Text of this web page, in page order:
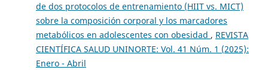
de dos protocolos de entrenamiento (HIIT vs. MICT)
sobre la composición corporal y los marcadores
metabólicos en adolescentes con obesidad , REVISTA
CIENTÍFICA SALUD UNINORTE: Vol. 41 Núm. 1 (2025):
Enero - Abril